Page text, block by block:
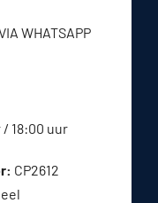
WHATSAPP
18:00 uur
CP2612